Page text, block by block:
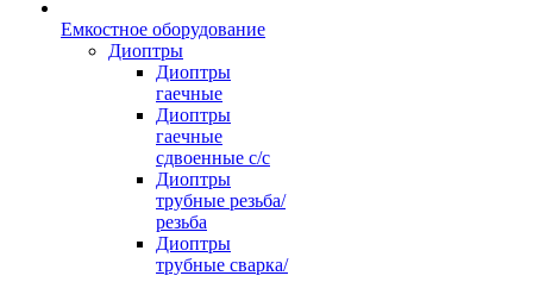
Емкостное оборудование
Диоптры
Диоптры
гаечные
Диоптры
гаечные
сдвоенные c/c
Диоптры
трубные резьба/
резьба
Диоптры
трубные сварка/